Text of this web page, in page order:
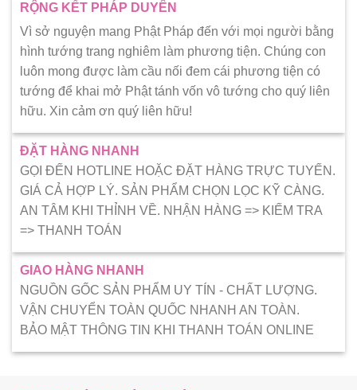
RỘNG KẾT PHÁP DUYÊN
Vì sở nguyện mang Phật Pháp đến với mọi người bằng
hình tướng trang nghiêm làm phương tiện. Chúng con
luôn mong được làm cầu nối đem cái phương tiện có
tướng để khai mở Phật tánh vốn vô tướng cho quý liên
hữu. Xin cảm ơn quý liên hữu!
ĐẶT HÀNG NHANH
GỌI ĐẾN HOTLINE HOẶC ĐẶT HÀNG TRỰC TUYẾN.
GIÁ CẢ HỢP LÝ. SẢN PHẨM CHỌN LỌC KỸ CÀNG.
AN TÂM KHI THỈNH VỀ. NHẬN HÀNG => KIẾM TRA
=> THANH TOÁN
GIAO HÀNG NHANH
NGUỒN GỐC SẢN PHẨM UY TÍN - CHẤT LƯỢNG.
VẬN CHUYỂN TOÀN QUỐC NHANH AN TOÀN.
BẢO MẬT THÔNG TIN KHI THANH TOÁN ONLINE